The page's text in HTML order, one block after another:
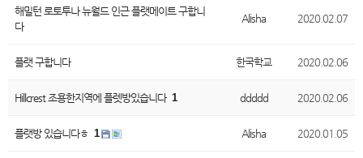
해밀턴 로토투나 뉴월드 인근 플랫메이트 구합니
다
Alisha 2020.02.07
플랫 구합니다 한국학교 2020.02.06
Hillcrest 조용한지역에 플렛방있습니다 1 ddddd 2020.02.06
플랫방 있습니다ㅎ 1 Alisha 2020.01.05